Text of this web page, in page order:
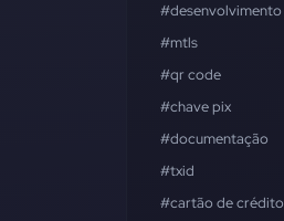
#desenvolvimento
#mtls
#qr code
#chave pix
#documentação
#txid
#cartão de crédito